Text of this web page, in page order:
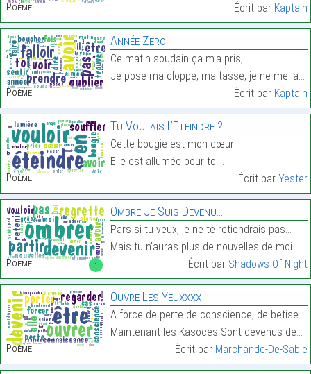
Poème:
Écrit par Kaptain
Poème:
Année Zero
Ce matin soudain ça m’a pris,
Je pose ma cloppe, ma tasse, je ne me lave pas.…
Écrit par Kaptain
Poème:
Tu Voulais L’Éteindre ?
Cette bougie est mon cœur
Elle est allumée pour toi…
Écrit par Yester
1
Poème:
Ombre Je Suis Devenu…
Pars si tu veux, je ne te retiendrais pas…
Mais tu n’auras plus de nouvelles de moi……
Écrit par Shadows Of Night
Poème:
Ouvre Les Yeuxxxx
A force de perte de conscience, de betise et de co
Maintenant les Kasoces Sont devenus des cas Pour l…
Écrit par Marchande-De-Sable